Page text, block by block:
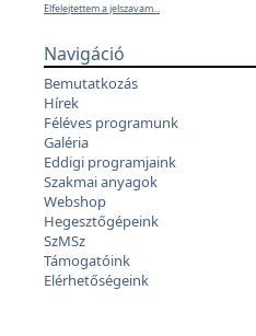
Elfelejtettem a jelszavam...
Navigáció
Bemutatkozás
Hírek
Féléves programunk
Galéria
Eddigi programjaink
Szakmai anyagok
Webshop
Hegesztőgépeink
SzMSz
Támogatóink
Elérhetőségeink